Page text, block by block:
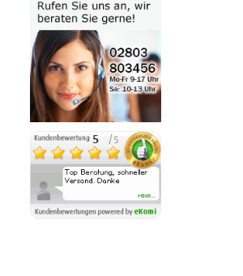
Bezahlmöglichkeiten
Noch 1 direkt ab Lager lieferbar
Lieferzeit 1 - 3 Tage
Ähnliche Produkte anzeigen